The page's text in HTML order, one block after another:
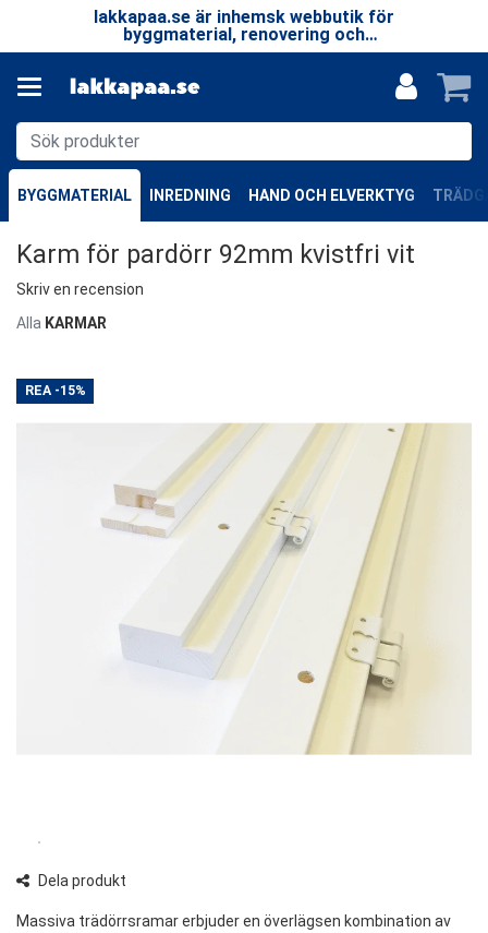
lakkapaa.se är inhemsk webbutik för
byggmaterial, renovering och
specialprodukter.
BYGGMATERIAL INREDNING HAND OCH ELVERKTYG
Karm för pardörr 92mm kvistfri vit
Skriv en recension
Alla KARMAR
REA -15%
Dela produkt
Massiva trädörrsramar erbjuder en överlägsen kombination av